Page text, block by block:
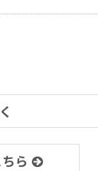
ら